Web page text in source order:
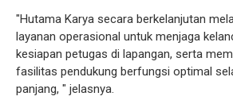
"Hutama Karya secara berkelanjutan
layanan operasional untuk menjaga
kesiapan petugas di lapangan, serta
fasilitas pendukung berfungsi optimal
panjang, " jelasnya.